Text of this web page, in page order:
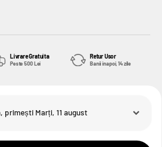
Livrare Gratuita
Peste 500 Lei
Retur Usor
Banii inapoi, 14 zile
primești Marți, 11 august